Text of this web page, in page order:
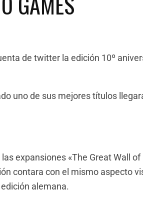
de twitter la edición 10º
uno de sus mejores títulos
expansiones «The Great Wall of
contara con el mismo aspecto
alemana.